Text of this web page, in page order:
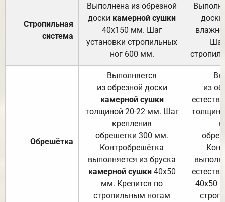
Стропильная
система
Выполнена из обрезной
доски камерной сушки
40х150 мм. Шаг
установки стропильных
ног 600 мм.
доски
Обрешётка
Выполняется
из обрезной доски
камерной сушки
толщиной 20-22 мм. Шаг
крепления
обрешетки 300 мм.
Контробрешётка
выполняется из бруска
камерной сушки40х50
мм. Крепится по
стропильным ногам
из
40х50